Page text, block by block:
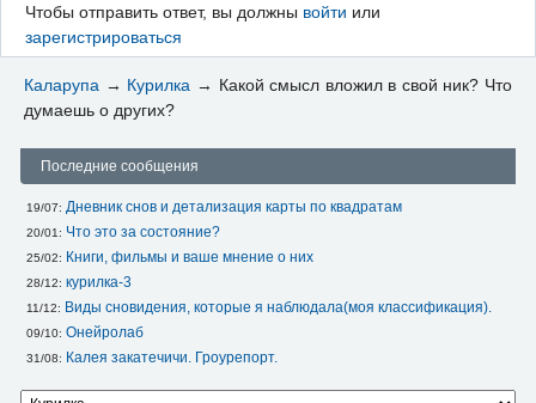
Чтобы отправить ответ, вы должны войти или
зарегистрироваться
Каларупа → Курилка → Какой смысл вложил в свой ник? Что
думаешь о других?
Последние сообщения
19/07: Дневник снов и детализация карты по квадратам
20/01: Что это за состояние?
25/02: Книги, фильмы и ваше мнение о них
28/12: курилка-3
11/12: Виды сновидения, которые я наблюдала(моя классификация).
09/10: Онейролаб
31/08: Калея закатечичи. Гроурепорт.